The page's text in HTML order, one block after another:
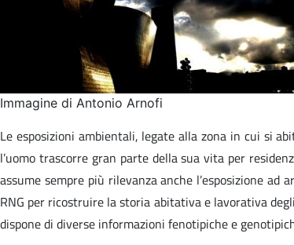
Immagine di Antonio Arnofi
Le esposizioni ambientali, legate alla zona in cui si
l’uomo trascorre gran parte della sua vita per
assume sempre più rilevanza anche l’esposizione
RNG per ricostruire la storia abitativa e lavorativa
dispone di diverse informazioni fenotipiche e